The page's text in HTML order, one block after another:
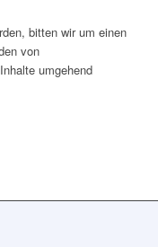
bitten wir um einen
von
umgehend